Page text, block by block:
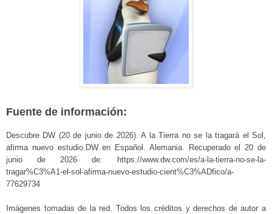
Fuente de información:
Descubre DW (20 de junio de 2026). A la Tierra no se la tragará el Sol,
afirma nuevo estudio.DW en Español. Alemania. Recuperado el 20 de
junio de 2026 de: https://www.dw.com/es/a-la-tierra-no-se-la-
tragar%C3%A1-el-sol-afirma-nuevo-estudio-cient%C3%ADfico/a-
77629734
Imágenes tomadas de la red. Todos los créditos y derechos de autor a